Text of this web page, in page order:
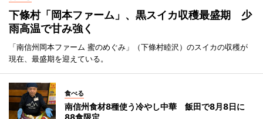
下條村「岡本ファーム」、黒スイカ収穫最盛期 少
雨高温で甘み強く
「南信州岡本ファーム 蜜のめぐみ」（下條村睦沢）のスイカの収穫が
現在、最盛期を迎えている。
食べる
南信州食材8種使う冷やし中華 飯田で8月8日に